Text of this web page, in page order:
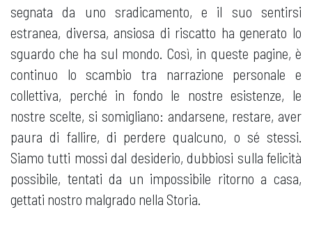
segnata da uno sradicamento, e il suo sentirsi
estranea, diversa, ansiosa di riscatto ha generato lo
sguardo che ha sul mondo. Così, in queste pagine, è
continuo lo scambio tra narrazione personale e
collettiva, perché in fondo le nostre esistenze, le
nostre scelte, si somigliano: andarsene, restare, aver
paura di fallire, di perdere qualcuno, o sé stessi.
Siamo tutti mossi dal desiderio, dubbiosi sulla felicità
possibile, tentati da un impossibile ritorno a casa,
gettati nostro malgrado nella Storia.